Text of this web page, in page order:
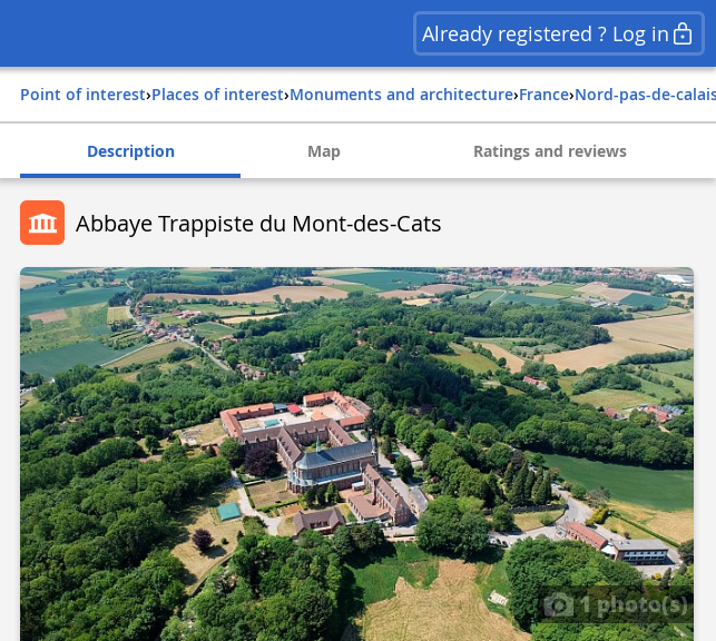
Already registered ? Log in
Point of interest› Places of interest› Monuments and architecture› france› nord-pas-de-
Description Map Ratings and reviews
Abbaye Trappiste du Mont-des-Cats
1 photo(s)